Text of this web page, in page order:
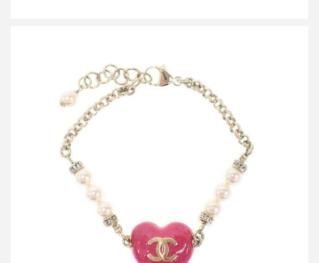
シャネル 2023 ココマークハート パールブレスレット C23